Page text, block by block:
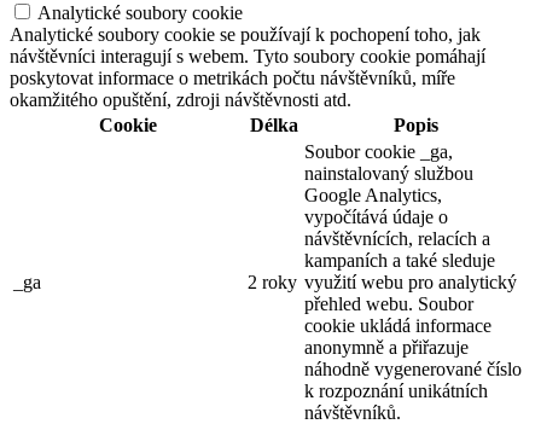
Analytické soubory cookie
Analytické soubory cookie se používají k pochopení toho, jak
návštěvníci interagují s webem. Tyto soubory cookie pomáhají
poskytovat informace o metrikách počtu návštěvníků, míře
okamžitého opuštění, zdroji návštěvnosti atd.
Cookie
Délka Popis
_ga 2 roky
Soubor cookie _ga,
nainstalovaný službou
Google Analytics,
vypočítává údaje o
návštěvnících, relacích a
kampaních a také sleduje
využití webu pro analytický
přehled webu. Soubor
cookie ukládá informace
anonymně a přiřazuje
náhodně vygenerované číslo
k rozpoznání unikátních
návštěvníků.